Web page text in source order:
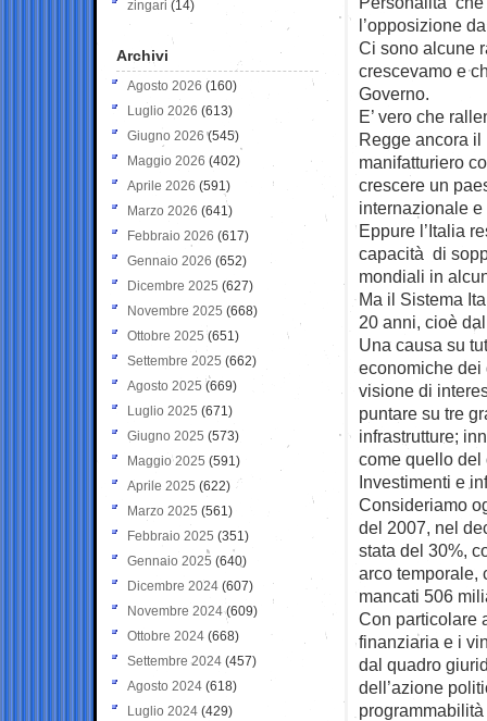
l’opposizione
Ci sono alcune
crescevamo e
Governo.
E’ vero che
Regge ancora
manifatturiero
crescere un
internazionale
Eppure l’Italia
capacità di
mondiali in
Ma il Sistema
20 anni, cioè
Una causa su
economiche dei
visione di
puntare su tre
infrastrutture;
come quello del
Investimenti e
Consideriamo
del 2007, nel
stata del 30%,
arco temporale,
mancati 506
Con particolare
finanziaria e i
dal quadro
dell’azione
zingari (14)
Archivi
Agosto 2026 (160)
Luglio 2026 (613)
Giugno 2026 (545)
Maggio 2026 (402)
Aprile 2026 (591)
Marzo 2026 (641)
Febbraio 2026 (617)
Gennaio 2026 (652)
Dicembre 2025 (627)
Novembre 2025 (668)
Ottobre 2025 (651)
Settembre 2025 (662)
Agosto 2025 (669)
Luglio 2025 (671)
Giugno 2025 (573)
Maggio 2025 (591)
Aprile 2025 (622)
Marzo 2025 (561)
Febbraio 2025 (351)
Gennaio 2025 (640)
Dicembre 2024 (607)
Novembre 2024(609)
Ottobre 2024 (668)
Settembre 2024 (457)
Agosto 2024 (618)
Luglio 2024 (429)